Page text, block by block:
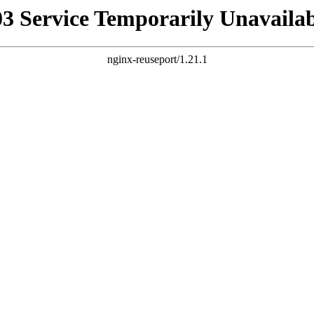
Service Temporarily
nginx-reuseport/1.21.1